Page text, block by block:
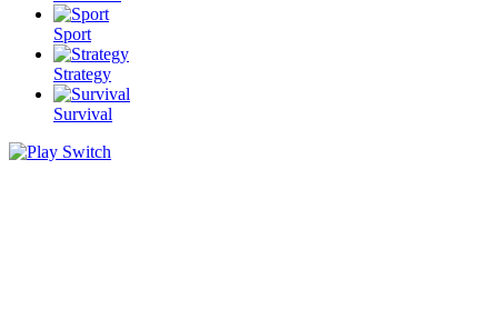
Sport
Strategy
Survival